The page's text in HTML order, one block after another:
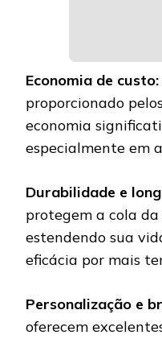
Economia de custo:
proporcionado
economia
especialmente em
Durabilidade e
protegem a cola
estendendo sua
eficácia por mais
Personalização e
oferecem